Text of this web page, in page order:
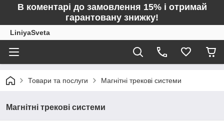
В коментарі до замовлення 15% і отримай
гарантовану знижку!
LiniyaSveta
Товари та послуги Магнітні трекові системи
Магнітні трекові системи